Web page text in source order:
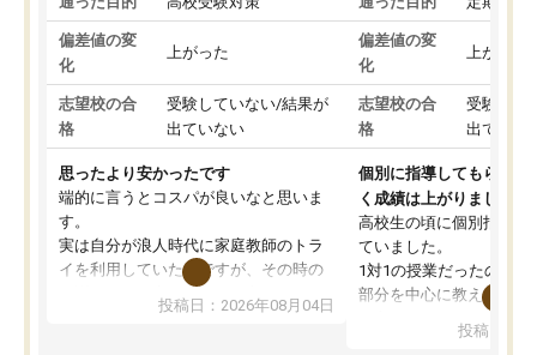
偏差値の変
化
上がった
志望校の合
格
受験していない/結果が
出ていない
思ったより安かったです
端的に言うとコスパが良いなと思いま
す。
実は自分が浪人時代に家庭教師のトラ
イを利用していたのですが、その時の
月謝がとても高くトライに良いイメー
ジがありませんでした。
投稿日：2026年08月04日
偏差値の変
化
上がった
志望校の合
格
受験して
出ていな
個別に指導してもらえる
く成績は上がりました。
高校生の頃に個別指導の
ていました。
1対1の授業だったので、
部分を中心に教えてもら
わからないところもそ
投稿日：